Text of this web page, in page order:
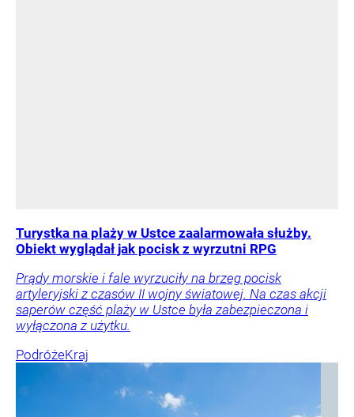
Turystka na plaży w Ustce zaalarmowała służby.
Obiekt wyglądał jak pocisk z wyrzutni RPG
Prądy morskie i fale wyrzuciły na brzeg pocisk
artyleryjski z czasów II wojny światowej. Na czas akcji
saperów część plaży w Ustce była zabezpieczona i
wyłączona z użytku.
PodróżeKraj